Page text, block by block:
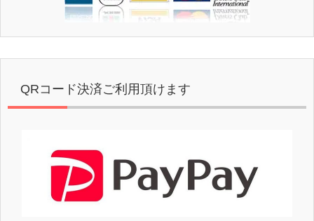
QRコード決済ご利用頂けます